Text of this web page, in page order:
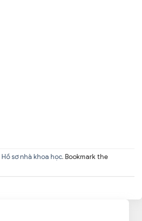
Hồ sơ nhà khoa học. Bookmark the